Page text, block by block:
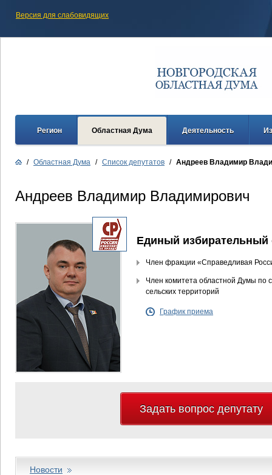
Версия для слабовидящих
Регион Областная Дума Деятельность
/ Областная Дума / Список депутатов / Андреев Владимир
Андреев Владимир Владимирович
Единый избирательный
Член фракции «Справедливая
Член комитета областной Думы по
сельских территорий
График приема
Задать вопрос депутату
Новости